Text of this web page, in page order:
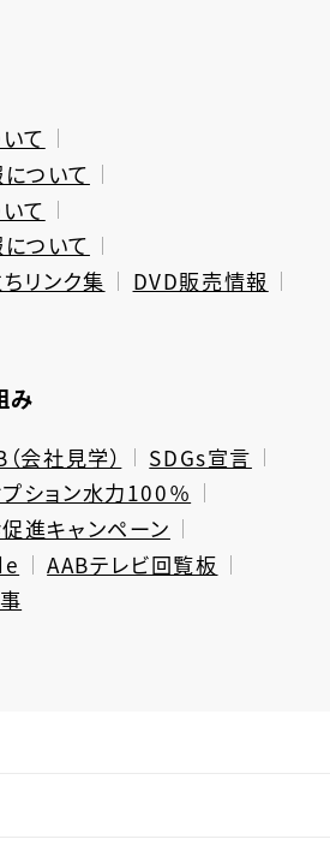
て
ついて
て
ついて
リンク集
DVD販売情報
み
会社見学）
SDGs宣言
プション水力100％
進キャンペーン
AABテレビ回覧板